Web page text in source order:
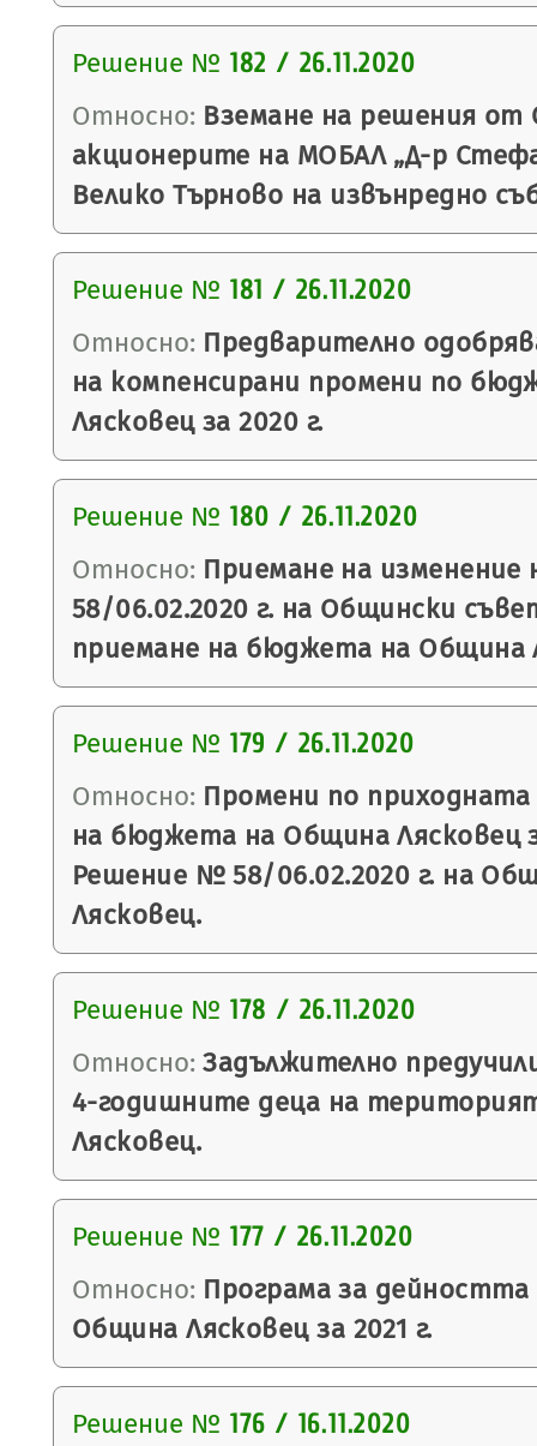
Решение № 182 / 26.11.2020
Относно: Вземане на решения
акционерите на МОБАЛ „Д-р
Велико Търново на извънредно
Решение № 181 / 26.11.2020
Относно: Предварително
на компенсирани промени по
Лясковец за 2020 г.
Решение № 180 / 26.11.2020
Относно: Приемане на
58/06.02.2020 г. на Общински
приемане на бюджета на Община
Решение № 179 / 26.11.2020
Относно: Промени по
на бюджета на Община Лясковец
Решение № 58/06.02.2020 г. на
Лясковец.
Решение № 178 / 26.11.2020
Относно: Задължително
4-годишните деца на
Лясковец.
Решение № 177 / 26.11.2020
Относно: Програма за
Община Лясковец за 2021 г.
Решение № 176 / 16.11.2020